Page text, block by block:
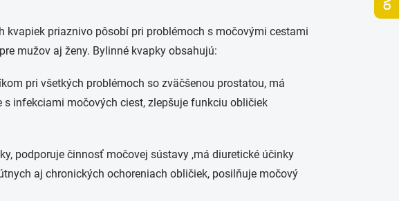
priaznivo pôsobí pri problémoch s močovými cestami
mužov aj ženy. Bylinné kvapky obsahujú:
pri všetkých problémoch so zväčšenou prostatou, má
s infekciami močových ciest, zlepšuje funkciu obličiek
podporuje činnosť močovej sústavy ,má diuretické účinky
aj chronických ochoreniach obličiek, posilňuje močový